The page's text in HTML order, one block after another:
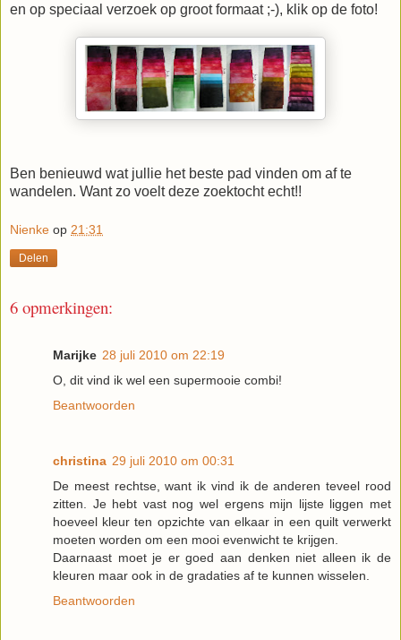
en op speciaal verzoek op groot formaat ;-), klik op de foto!
Ben benieuwd wat jullie het beste pad vinden om af te
wandelen. Want zo voelt deze zoektocht echt!!
Nienke op 21:31
Delen
6 opmerkingen:
Marijke 28 juli 2010 om 22:19
O, dit vind ik wel een supermooie combi!
Beantwoorden
christina 29 juli 2010 om 00:31
De meest rechtse, want ik vind ik de anderen teveel rood
zitten. Je hebt vast nog wel ergens mijn lijste liggen met
hoeveel kleur ten opzichte van elkaar in een quilt verwerkt
moeten worden om een mooi evenwicht te krijgen.
Daarnaast moet je er goed aan denken niet alleen ik de
kleuren maar ook in de gradaties af te kunnen wisselen.
Beantwoorden